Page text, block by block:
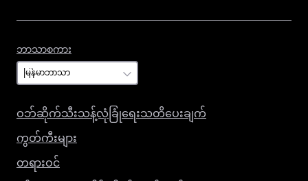
ဘာသာစကား
ဝဘ်ဆိုက်သီးသန့်လုံခြုံရေးသတိပေးချက်
ကွတ်ကီးများ
တရားဝင်